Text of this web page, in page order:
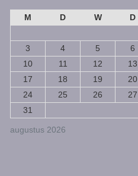
augustus 2026
M D W D
3
4 5 6
10
11 12 13
17
18 19 20
24
25 26 27
31